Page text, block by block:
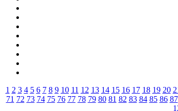
1 2 3 4 5 6 7 8 9 10 11 12 13 14 15 16 17 18 19 20
71 72 73 74 75 76 77 78 79 80 81 82 83 84 85 86 87